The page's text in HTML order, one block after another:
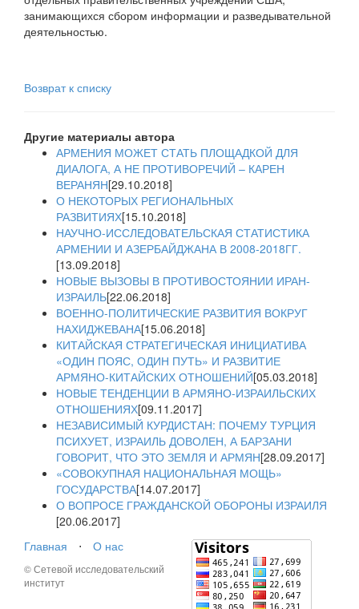
занимающихся сбором информации и разведывательной
деятельностью.
Возврат к списку
Другие материалы автора
АРМЕНИЯ МОЖЕТ СТАТЬ ПЛОЩАДКОЙ ДЛЯ
ДИАЛОГА, А НЕ ПРОТИВОРЕЧИЙ – КАРЕН
ВЕРАНЯН[29.10.2018]
О НЕКОТОРЫХ РЕГИОНАЛЬНЫХ
РАЗВИТИЯХ[15.10.2018]
НАУЧНО-ИССЛЕДОВАТЕЛЬСКАЯ СТАТИСТИКА
АРМЕНИИ И АЗЕРБАЙДЖАНА В 2008-2018ГГ.
[13.09.2018]
НОВЫЕ ВЫЗОВЫ В ПРОТИВОСТОЯНИИ ИРАН-
ИЗРАИЛЬ[22.06.2018]
ВОЕННО-ПОЛИТИЧЕСКИЕ РАЗВИТИЯ ВОКРУГ
НАХИДЖЕВАНА[15.06.2018]
КИТАЙСКАЯ СТРАТЕГИЧЕСКАЯ ИНИЦИАТИВА
«ОДИН ПОЯС, ОДИН ПУТЬ» И РАЗВИТИЕ
АРМЯНО-КИТАЙСКИХ ОТНОШЕНИЙ[05.03.2018]
НОВЫЕ ТЕНДЕНЦИИ В АРМЯНО-ИЗРАИЛЬСКИХ
ОТНОШЕНИЯХ[09.11.2017]
НЕЗАВИСИМЫЙ КУРДИСТАН: ПОЧЕМУ ТУРЦИЯ
ПСИХУЕТ, ИЗРАИЛЬ ДОВОЛЕН, А БАРЗАНИ
ГОВОРИТ, ЧТО ЭТО ЗЕМЛЯ И АРМЯН[28.09.2017]
«СОВОКУПНАЯ НАЦИОНАЛЬНАЯ МОЩЬ»
ГОСУДАРСТВА[14.07.2017]
О ВОПРОСЕ ГРАЖДАНСКОЙ ОБОРОНЫ ИЗРАИЛЯ
[20.06.2017]
Главная
⋅ О нас
© Сетевой исследовательский
институт